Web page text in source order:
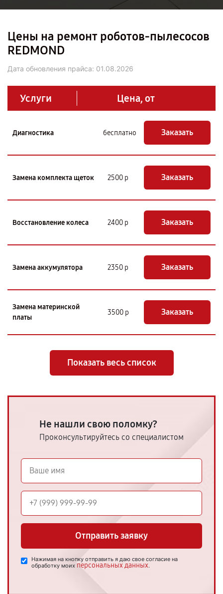
Цены на ремонт роботов-пылесосов
REDMOND
Дата обновления прайса: 01.08.2026
Услуги Цена, от
Диагностика бесплатно Заказать
Замена комплекта щеток 2500 р Заказать
Восстановление колеса 2400 р Заказать
Замена аккумулятора 2350 р Заказать
Замена материнской
платы
3500 р Заказать
Показать весь список
Не нашли свою поломку?
Проконсультируйтесь со специалистом
Отправить заявку
Нажимая на кнопку отправить я даю свое согласие на
обработку моих персональных данных.